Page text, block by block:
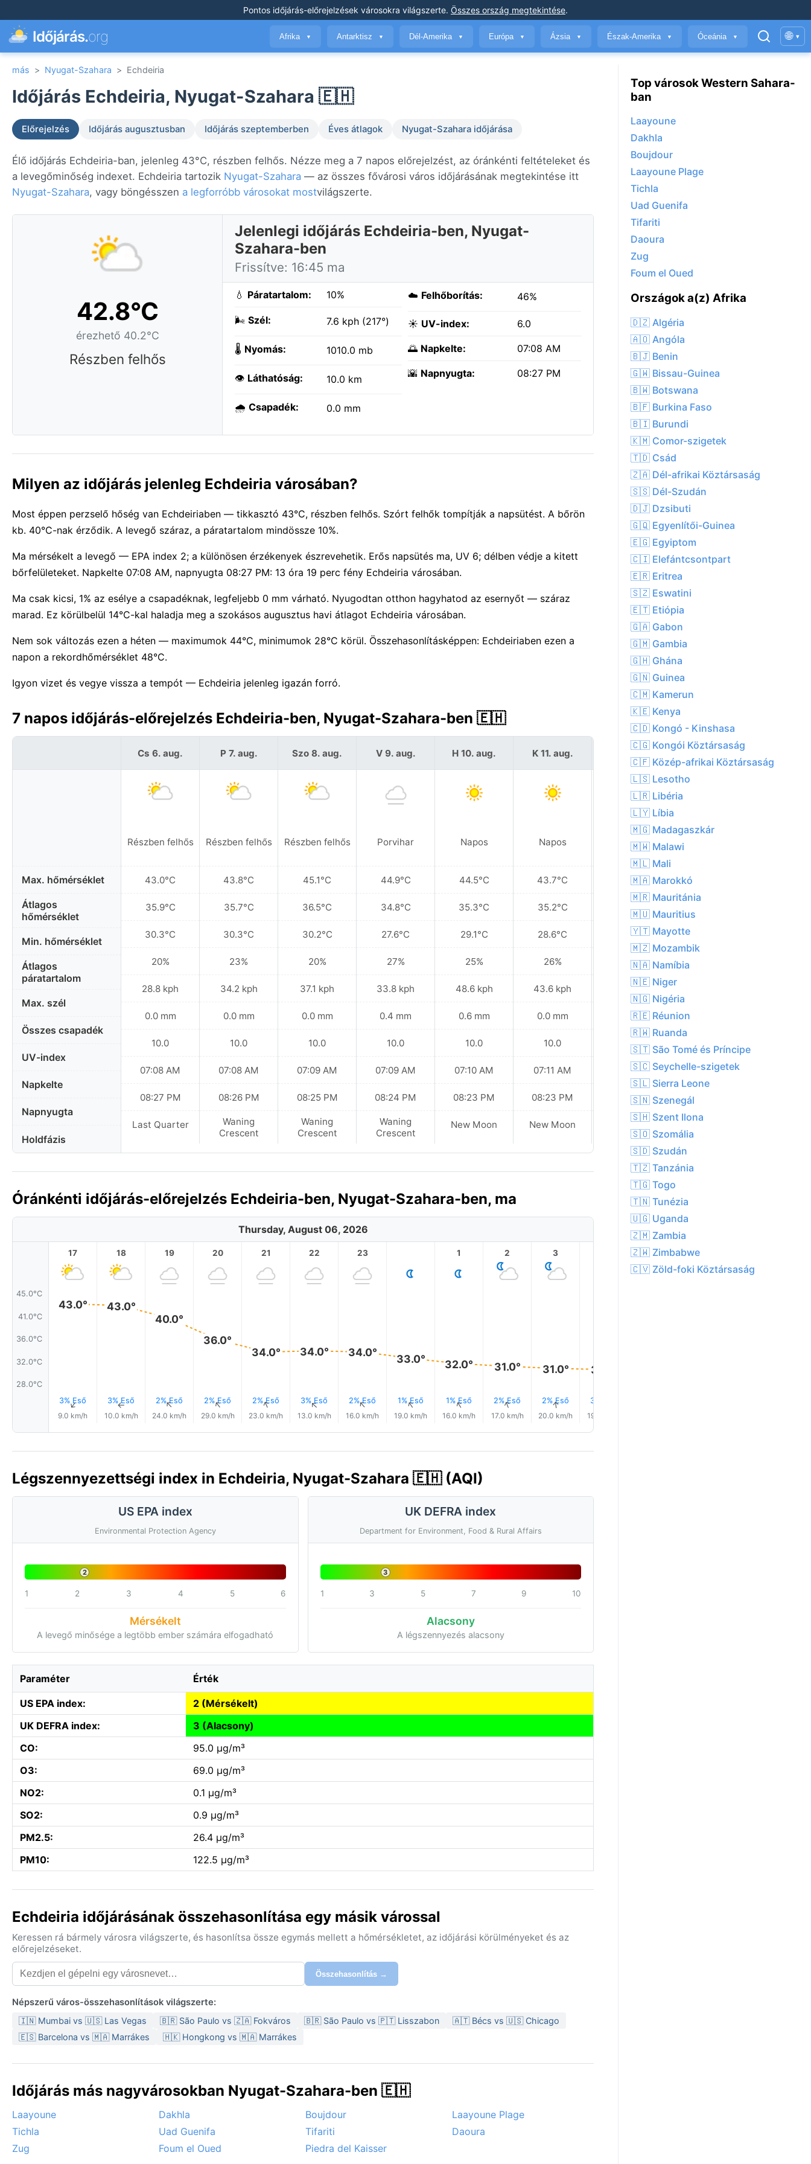
Pontos időjárás-előrejelzések városokra világszerte. Összes ország megtekintése.
Időjárás.org Afrika ▼ Antarktisz ▼ Dél-Amerika ▼ Európa ▼ Ázsia ▼ Észak-Amerika ▼ Óceánia ▼ 🌐 ▾
más > Nyugat-Szahara > Echdeiria
Időjárás Echdeiria, Nyugat-Szahara 🇪🇭
Előrejelzés Időjárás augusztusban Időjárás szeptemberben Éves átlagok Nyugat-Szahara időjárása
Élő időjárás Echdeiria-ban, jelenleg 43°C, részben felhős. Nézze meg a 7 napos előrejelzést, az óránkénti feltételeket és
a levegőminőség indexet. Echdeiria tartozik Nyugat-Szahara — az összes fővárosi város időjárásának megtekintése itt
Nyugat-Szahara, vagy böngésszen a legforróbb városokat mostvilágszerte.
42.8°C
érezhető 40.2°C
Részben felhős
Jelenlegi időjárás Echdeiria-ben, Nyugat-
Szahara-ben
Frissítve: 16:45 ma
💧 Páratartalom: 10%
🌬️ Szél: 7.6 kph (217°)
🌡️ Nyomás: 1010.0 mb
👁️ Láthatóság: 10.0 km
🌧️ Csapadék: 0.0 mm
☁️ Felhőborítás: 46%
☀️ UV-index: 6.0
🌅 Napkelte: 07:08 AM
🌇 Napnyugta: 08:27 PM
Milyen az időjárás jelenleg Echdeiria városában?
Most éppen perzselő hőség van Echdeiriaben — tikkasztó 43°C, részben felhős. Szórt felhők tompítják a napsütést. A bőrön
kb. 40°C-nak érződik. A levegő száraz, a páratartalom mindössze 10%.
Ma mérsékelt a levegő — EPA index 2; a különösen érzékenyek észrevehetik. Erős napsütés ma, UV 6; délben védje a kitett
bőrfelületeket. Napkelte 07:08 AM, napnyugta 08:27 PM: 13 óra 19 perc fény Echdeiria városában.
Ma csak kicsi, 1% az esélye a csapadéknak, legfeljebb 0 mm várható. Nyugodtan otthon hagyhatod az esernyőt — száraz
marad. Ez körülbelül 14°C-kal haladja meg a szokásos augusztus havi átlagot Echdeiria városában.
Nem sok változás ezen a héten — maximumok 44°C, minimumok 28°C körül. Összehasonlításképpen: Echdeiriaben ezen a
napon a rekordhőmérséklet 48°C.
Igyon vizet és vegye vissza a tempót — Echdeiria jelenleg igazán forró.
7 napos időjárás-előrejelzés Echdeiria-ben, Nyugat-Szahara-ben 🇪🇭
Max. hőmérséklet
Átlagos
hőmérséklet
Min. hőmérséklet
Átlagos
páratartalom
Max. szél
Összes csapadék
UV-index
Napkelte
Napnyugta
Holdfázis
Cs 6. aug.
Részben felhős
43.0°C
35.9°C
30.3°C
20%
28.8 kph
0.0 mm
10.0
07:08 AM
08:27 PM
Last Quarter
P 7. aug.
Részben felhős
43.8°C
35.7°C
30.3°C
23%
34.2 kph
0.0 mm
10.0
07:08 AM
08:26 PM
Waning
Crescent
Szo 8. aug.
Részben felhős
45.1°C
36.5°C
30.2°C
20%
37.1 kph
0.0 mm
10.0
07:09 AM
08:25 PM
Waning
Crescent
V 9. aug.
Porvihar
44.9°C
34.8°C
27.6°C
27%
33.8 kph
0.4 mm
10.0
07:09 AM
08:24 PM
Waning
Crescent
H 10. aug.
Napos
44.5°C
35.3°C
29.1°C
25%
48.6 kph
0.6 mm
10.0
07:10 AM
08:23 PM
New Moon
K 11. aug.
Napos
43.7°C
35.2°C
28.6°C
26%
43.6 kph
0.0 mm
10.0
07:11 AM
08:23 PM
New Moon
Sze 12. aug.
Napos
44.6°C
36.9°C
30.8°C
21%
33.1 kph
0.0 mm
10.0
07:11 AM
08:22 PM
New Moon
Óránkénti időjárás-előrejelzés Echdeiria-ben, Nyugat-Szahara-ben, ma
Thursday, August 06, 2026
45.0°C
41.0°C
36.0°C
32.0°C
28.0°C
17
43.0°
3% Eső
↑
9.0 km/h
18
43.0°
3% Eső
↑
10.0 km/h
19
40.0°
2% Eső
↑
24.0 km/h
20
36.0°
2% Eső
↑
29.0 km/h
21
34.0°
2% Eső
↑
23.0 km/h
22
34.0°
3% Eső
↑
13.0 km/h
23
34.0°
2% Eső
↑
16.0 km/h
33.0°
1% Eső
↑
19.0 km/h
1
32.0°
1% Eső
↑
16.0 km/h
2
31.0°
2% Eső
↑
17.0 km/h
3
31.0°
2% Eső
↑
20.0 km/h
31.0°
3% Eső
19.0 km/h
5 6
Légszennyezettségi index in Echdeiria, Nyugat-Szahara 🇪🇭 (AQI)
US EPA index
Environmental Protection Agency
2
1 2 3 4 5 6
Mérsékelt
A levegő minősége a legtöbb ember számára elfogadható
UK DEFRA index
Department for Environment, Food & Rural Affairs
3
1 3 5 7 9 10
Alacsony
A légszennyezés alacsony
Paraméter Érték
US EPA index:
2 (Mérsékelt)
UK DEFRA index:
3 (Alacsony)
CO:
95.0 µg/m³
O3:
69.0 µg/m³
NO2:
0.1 µg/m³
SO2:
0.9 µg/m³
PM2.5:
26.4 µg/m³
PM10:
122.5 µg/m³
Echdeiria időjárásának összehasonlítása egy másik várossal
Keressen rá bármely városra világszerte, és hasonlítsa össze egymás mellett a hőmérsékletet, az időjárási körülményeket és az
előrejelzéseket.
Összehasonlítás →
Népszerű város-összehasonlítások világszerte:
🇮🇳 Mumbai vs 🇺🇸 Las Vegas 🇧🇷 São Paulo vs 🇿🇦 Fokváros 🇧🇷 São Paulo vs 🇵🇹 Lisszabon
🇦🇹 Bécs vs 🇺🇸 Chicago
🇪🇸 Barcelona vs 🇲🇦 Marrákes
🇭🇰 Hongkong vs 🇲🇦 Marrákes
Időjárás más nagyvárosokban Nyugat-Szahara-ben 🇪🇭
Laayoune Dakhla Boujdour
Laayoune Plage
Tichla
Uad Guenifa Tifariti
Daoura
Zug
Foum el Oued Piedra del Kaisser
Top városok Western Sahara-
ban
Laayoune
Dakhla
Boujdour
Laayoune Plage
Tichla
Uad Guenifa
Tifariti
Daoura
Zug
Foum el Oued
Országok a(z) Afrika
🇩🇿 Algéria
🇦🇴 Angóla
🇧🇯 Benin
🇬🇼 Bissau-Guinea
🇧🇼 Botswana
🇧🇫 Burkina Faso
🇧🇮 Burundi
🇰🇲 Comor-szigetek
🇹🇩 Csád
🇿🇦 Dél-afrikai Köztársaság
🇸🇸 Dél-Szudán
🇩🇯 Dzsibuti
🇬🇶 Egyenlítői-Guinea
🇪🇬 Egyiptom
🇨🇮 Elefántcsontpart
🇪🇷 Eritrea
🇸🇿 Eswatini
🇪🇹 Etiópia
🇬🇦 Gabon
🇬🇲 Gambia
🇬🇭 Ghána
🇬🇳 Guinea
🇨🇲 Kamerun
🇰🇪 Kenya
🇨🇩 Kongó - Kinshasa
🇨🇬 Kongói Köztársaság
🇨🇫 Közép-afrikai Köztársaság
🇱🇸 Lesotho
🇱🇷 Libéria
🇱🇾 Líbia
🇲🇬 Madagaszkár
🇲🇼 Malawi
🇲🇱 Mali
🇲🇦 Marokkó
🇲🇷 Mauritánia
🇲🇺 Mauritius
🇾🇹 Mayotte
🇲🇿 Mozambik
🇳🇦 Namíbia
🇳🇪 Niger
🇳🇬 Nigéria
🇷🇪 Réunion
🇷🇼 Ruanda
🇸🇹 São Tomé és Príncipe
🇸🇨 Seychelle-szigetek
🇸🇱 Sierra Leone
🇸🇳 Szenegál
🇸🇭 Szent Ilona
🇸🇴 Szomália
🇸🇩 Szudán
🇹🇿 Tanzánia
🇹🇬 Togo
🇹🇳 Tunézia
🇺🇬 Uganda
🇿🇲 Zambia
🇿🇼 Zimbabwe
🇨🇻 Zöld-foki Köztársaság